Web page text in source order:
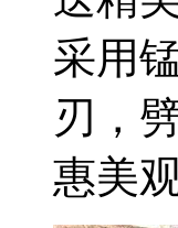
采用
刃，
惠美